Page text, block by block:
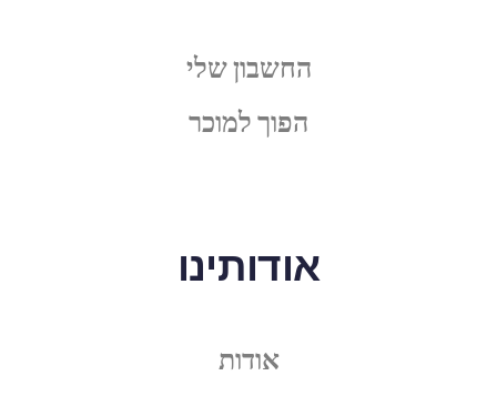
החשבון שלי
הפוך למוכר
אודותינו
אודות